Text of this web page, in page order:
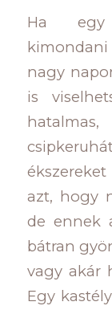
Ha egy
nagy
is
azt, hogy
de ennek
bátran
vagy akár
Egy